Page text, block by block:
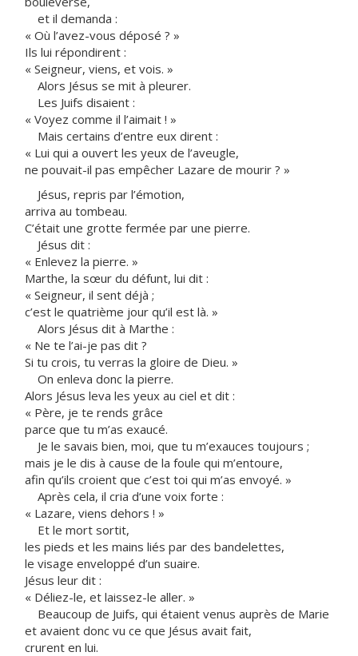
et il demanda :
« Où l’avez-vous déposé ? »
Ils lui répondirent :
« Seigneur, viens, et vois. »
Alors Jésus se mit à pleurer.
Les Juifs disaient :
« Voyez comme il l’aimait ! »
Mais certains d’entre eux dirent :
« Lui qui a ouvert les yeux de l’aveugle,
ne pouvait-il pas empêcher Lazare de mourir ? »
Jésus, repris par l’émotion,
arriva au tombeau.
C’était une grotte fermée par une pierre.
Jésus dit :
« Enlevez la pierre. »
Marthe, la sœur du défunt, lui dit :
« Seigneur, il sent déjà ;
c’est le quatrième jour qu’il est là. »
Alors Jésus dit à Marthe :
« Ne te l’ai-je pas dit ?
Si tu crois, tu verras la gloire de Dieu. »
On enleva donc la pierre.
Alors Jésus leva les yeux au ciel et dit :
« Père, je te rends grâce
parce que tu m’as exaucé.
Je le savais bien, moi, que tu m’exauces toujours ;
mais je le dis à cause de la foule qui m’entoure,
afin qu’ils croient que c’est toi qui m’as envoyé. »
Après cela, il cria d’une voix forte :
« Lazare, viens dehors ! »
Et le mort sortit,
les pieds et les mains liés par des bandelettes,
le visage enveloppé d’un suaire.
Jésus leur dit :
« Déliez-le, et laissez-le aller. »
Beaucoup de Juifs, qui étaient venus auprès de Marie
et avaient donc vu ce que Jésus avait fait,
crurent en lui.